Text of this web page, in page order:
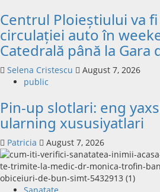
Centrul Ploieștiului va fi
circulației auto în
Catedrală până la Gara
Selena Cristescu
August 7, 2026
public
Pin-up slotlari: eng
ularning xususiyatlari
Patricia August 7, 2026